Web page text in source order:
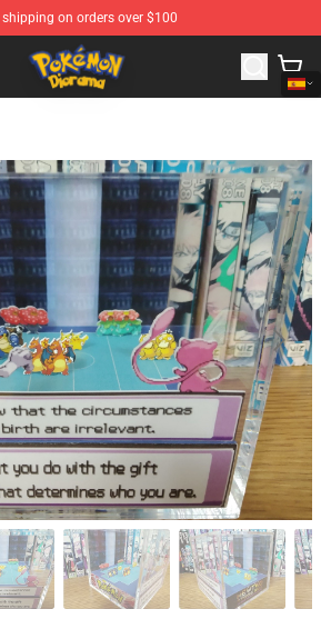
shipping on orders over $100
Shop - The Best Store of Pokemon